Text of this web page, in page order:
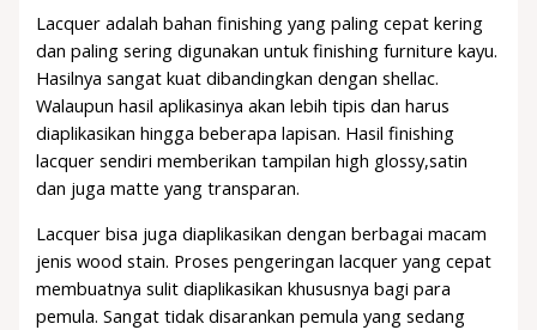
Lacquer adalah bahan finishing yang paling cepat kering
dan paling sering digunakan untuk finishing furniture kayu.
Hasilnya sangat kuat dibandingkan dengan shellac.
Walaupun hasil aplikasinya akan lebih tipis dan harus
diaplikasikan hingga beberapa lapisan. Hasil finishing
lacquer sendiri memberikan tampilan high glossy,satin
dan juga matte yang transparan.
Lacquer bisa juga diaplikasikan dengan berbagai macam
jenis wood stain. Proses pengeringan lacquer yang cepat
membuatnya sulit diaplikasikan khususnya bagi para
pemula. Sangat tidak disarankan pemula yang sedang